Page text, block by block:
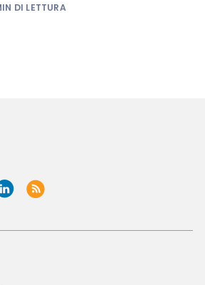
DI LETTURA